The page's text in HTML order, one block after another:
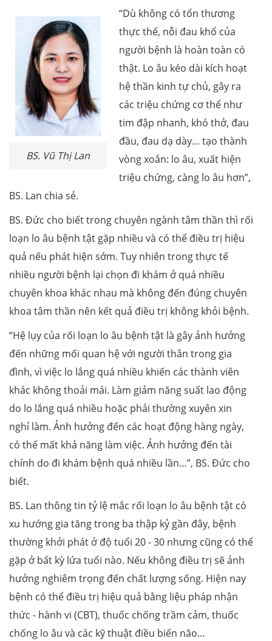
BS. Vũ Thị Lan
“Dù không có tổn thương
thực thể, nỗi đau khổ của
người bệnh là hoàn toàn có
thật. Lo âu kéo dài kích hoạt
hệ thần kinh tự chủ, gây ra
các triệu chứng cơ thể như
tim đập nhanh, khó thở, đau
đầu, đau dạ dày… tạo thành
vòng xoắn: lo âu, xuất hiện
triệu chứng, càng lo âu hơn”,
BS. Lan chia sẻ.
BS. Đức cho biết trong chuyên ngành tâm thần thì rối
loạn lo âu bệnh tật gặp nhiều và có thể điều trị hiệu
quả nếu phát hiện sớm. Tuy nhiên trong thực tế
nhiều người bệnh lại chọn đi khám ở quá nhiều
chuyên khoa khác nhau mà không đến đúng chuyên
khoa tâm thần nên kết quả điều trị không khỏi bệnh.
“Hệ lụy của rối loạn lo âu bệnh tật là gây ảnh hưởng
đến những mối quan hệ với người thân trong gia
đình, vì việc lo lắng quá nhiều khiến các thành viên
khác không thoải mái. Làm giảm năng suất lao động
do lo lắng quá nhiều hoặc phải thường xuyên xin
nghỉ làm. Ảnh hưởng đến các hoạt động hàng ngày,
có thể mất khả năng làm việc. Ảnh hưởng đến tài
chính do đi khám bệnh quá nhiều lần…”, BS. Đức cho
biết.
BS. Lan thông tin tỷ lệ mắc rối loạn lo âu bệnh tật có
xu hướng gia tăng trong ba thập kỷ gần đây, bệnh
thường khởi phát ở độ tuổi 20 - 30 nhưng cũng có thể
gặp ở bất kỳ lứa tuổi nào. Nếu không điều trị sẽ ảnh
hưởng nghiêm trọng đến chất lượng sống. Hiện nay
bệnh có thể điều trị hiệu quả bằng liệu pháp nhận
thức - hành vi (CBT), thuốc chống trầm cảm, thuốc
chống lo âu và các kỹ thuật điều biến não...